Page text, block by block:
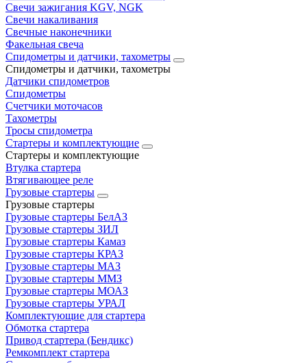
Свечи зажигания KGV, NGK
Свечи накаливания
Свечные наконечники
Факельная свеча
Спидометры и датчики, тахометры
Спидометры и датчики, тахометры
Датчики спидометров
Спидометры
Счетчики моточасов
Тахометры
Тросы спидометра
Стартеры и комплектующие
Стартеры и комплектующие
Втулка стартера
Втягивающее реле
Грузовые стартеры
Грузовые стартеры
Грузовые стартеры БелАЗ
Грузовые стартеры ЗИЛ
Грузовые стартеры Камаз
Грузовые стартеры КРАЗ
Грузовые стартеры МАЗ
Грузовые стартеры ММЗ
Грузовые стартеры МОАЗ
Грузовые стартеры УРАЛ
Комплектующие для стартера
Обмотка стартера
Привод стартера (Бендикс)
Ремкомплект стартера